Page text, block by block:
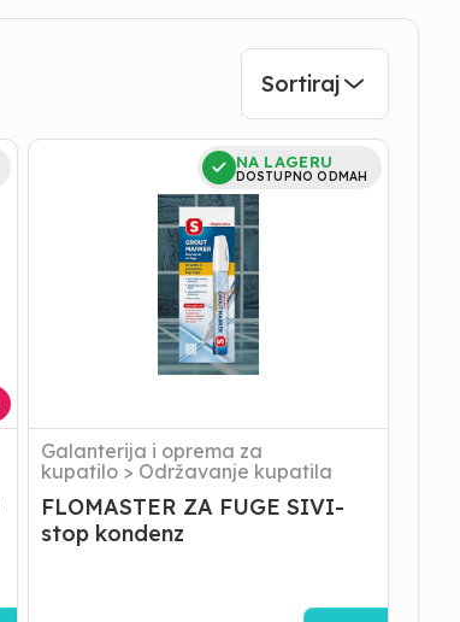
Sortiraj
FLOMASTER
NA LAGERU
DOSTUPNO ODMAH
Galanterija i oprema za
kupatilo > Održavanje kupatila
FLOMASTER ZA FUGE SIVI-
stop kondenz